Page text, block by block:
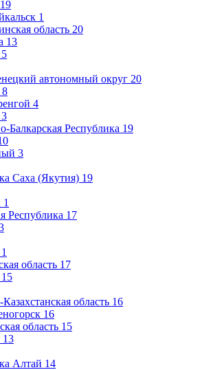
19
1
область 20
13
5
автономный округ 20
8
4
3
Балкарская Республика 19
3
Саха (Якутия) 19
1
Республика 17
1
область 17
15
область 16
16
область 15
13
Алтай 14